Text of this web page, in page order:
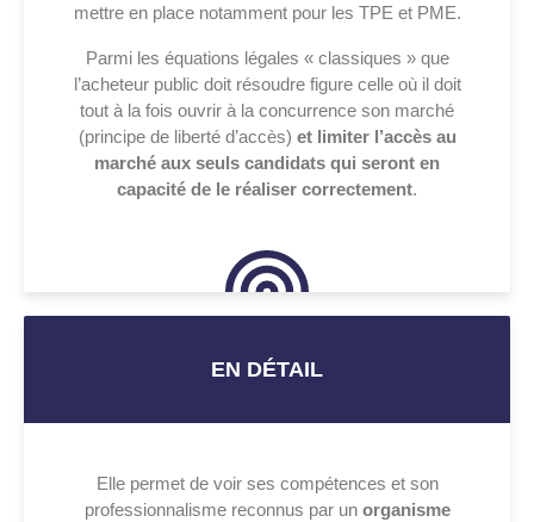
mettre en place notamment pour les TPE et PME.
Parmi les équations légales « classiques » que
l’acheteur public doit résoudre figure celle où il doit
tout à la fois ouvrir à la concurrence son marché
(principe de liberté d’accès) et limiter l’accès au
marché aux seuls candidats qui seront en
capacité de le réaliser correctement.
EN DÉTAIL
Elle permet de voir ses compétences et son
professionnalisme reconnus par un organisme